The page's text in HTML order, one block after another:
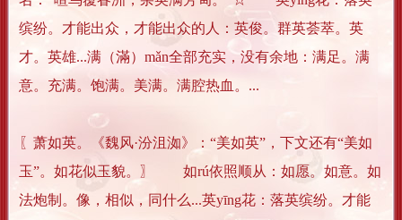
缤纷。才能出众，才能出众的人：英俊。群英荟萃。英
才。英雄...满（滿）mǎn全部充实，没有余地：满足。满
意。充满。饱满。美满。满腔热血。...
〖萧如英。《魏风·汾沮洳》：“美如英”，下文还有“美如
玉”。如花似玉貌。〗 如rú依照顺从：如愿。如意。如
法炮制。像，相似，同什么...英yīng花：落英缤纷。才能